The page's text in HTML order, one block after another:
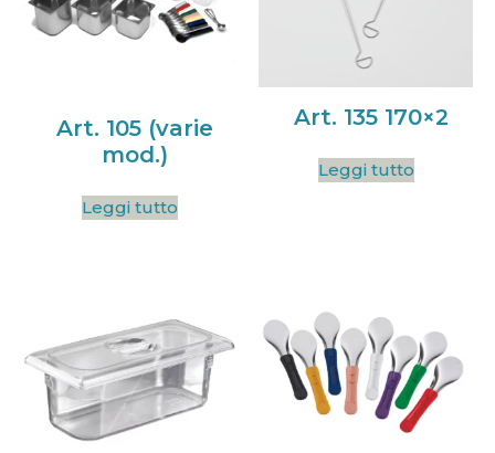
Art. 105 (varie
mod.)
Leggi tutto
Art. 135 170×2
Leggi tutto